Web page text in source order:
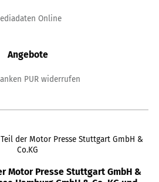
Online
Angebote
PUR widerrufen
der Motor Presse Stuttgart GmbH &
Co.KG
Motor Presse Stuttgart GmbH &